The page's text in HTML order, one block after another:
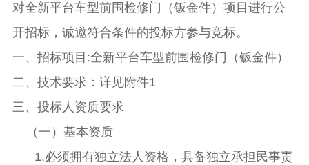
对全新平台车型前围检修门（钣金件）项目进行公
开招标，诚邀符合条件的投标方参与竞标。
一、招标项目 :全新平台车型前围 检修门（钣金件）
二、技术要求：详见附件1
三、投标人资质要求
（一）基本资质
1.必须拥有独立法人资格，具备独立承担民事责